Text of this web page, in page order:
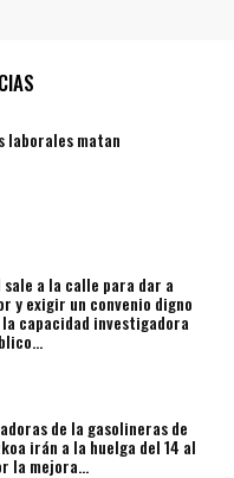
laborales matan
a la calle para dar a
y exigir un convenio digno
capacidad investigadora
de la gasolineras de
irán a la huelga del 14 al
la mejora...